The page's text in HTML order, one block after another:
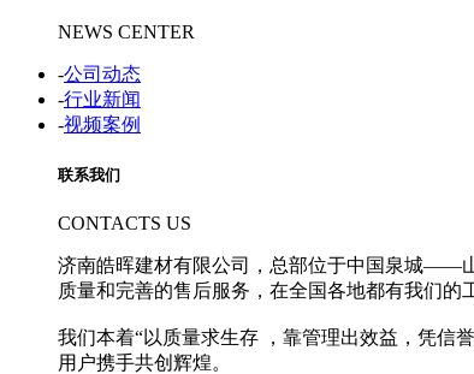
NEWS CENTER
-公司动态
-行业新闻
-视频案例
联系我们
CONTACTS US
济南皓晖建材有限公司，总部位于中国泉城——
质量和完善的售后服务，在全国各地都有我们的
我们本着“以质量求生存 ，靠管理出效益，凭信
用户携手共创辉煌。